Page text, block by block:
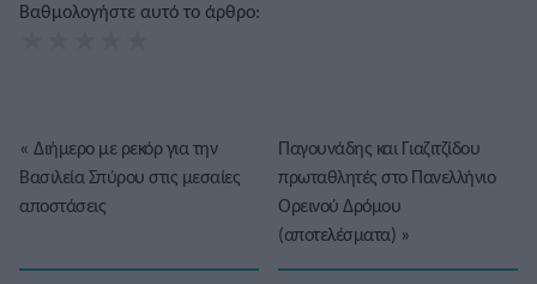
Βαθμολογήστε αυτό το άρθρο:
« Διήμερο με ρεκόρ για την
Βασιλεία Σπύρου στις μεσαίες
αποστάσεις
Παγουνάδης και Γιαζιτζίδου
πρωταθλητές στο Πανελλήνιο
Ορεινού Δρόμου
(αποτελέσματα) »